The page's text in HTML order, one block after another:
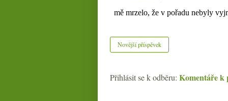
Novější příspěvek
Přihlásit se k odběru: Komentáře k